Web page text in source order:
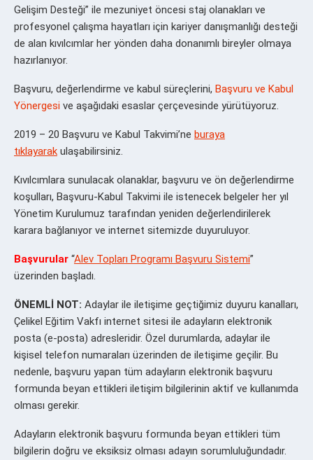
Gelişim Desteği” ile mezuniyet öncesi staj olanakları ve
profesyonel çalışma hayatları için kariyer danışmanlığı desteği
de alan kıvılcımlar her yönden daha donanımlı bireyler olmaya
hazırlanıyor.
Başvuru, değerlendirme ve kabul süreçlerini, Başvuru ve Kabul
Yönergesi ve aşağıdaki esaslar çerçevesinde yürütüyoruz.
2019 – 20 Başvuru ve Kabul Takvimi’ne buraya
tıklayarak ulaşabilirsiniz.
Kıvılcımlara sunulacak olanaklar, başvuru ve ön değerlendirme
koşulları, Başvuru-Kabul Takvimi ile istenecek belgeler her yıl
Yönetim Kurulumuz tarafından yeniden değerlendirilerek
karara bağlanıyor ve internet sitemizde duyuruluyor.
Başvurular “Alev Topları Programı Başvuru Sistemi”
üzerinden başladı.
ÖNEMLİ NOT: Adaylar ile iletişime geçtiğimiz duyuru kanalları,
Çelikel Eğitim Vakfı internet sitesi ile adayların elektronik
posta (e-posta) adresleridir. Özel durumlarda, adaylar ile
kişisel telefon numaraları üzerinden de iletişime geçilir. Bu
nedenle, başvuru yapan tüm adayların elektronik başvuru
formunda beyan ettikleri iletişim bilgilerinin aktif ve kullanımda
olması gerekir.
Adayların elektronik başvuru formunda beyan ettikleri tüm
bilgilerin doğru ve eksiksiz olması adayın sorumluluğundadır.